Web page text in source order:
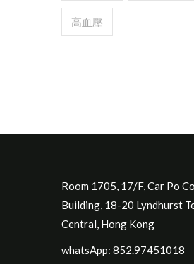
高血壓
Room 1705, 17/F, Car Po
Building, 18-20 Lyndhurst
Central, Hong Kong
whatsApp: 852.97451018